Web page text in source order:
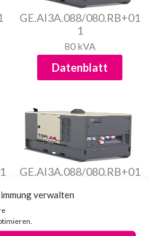
verwalten
GE.AI3A.088/080.RB+01
1
80 kVA
Datenblatt
GE.AI3A.088/080.RB+01
80 kVA